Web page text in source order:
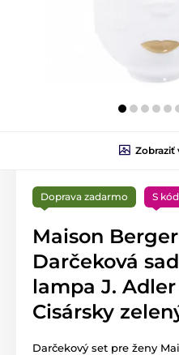
Zobraziť
Doprava zadarmo S
Maison
Darčeková
lampa J. Adler
Cisársky
Darčekový set pre ženy